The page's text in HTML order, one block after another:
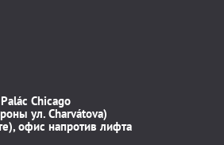
Chicago
ул. Charvátova)
офис напротив лифта